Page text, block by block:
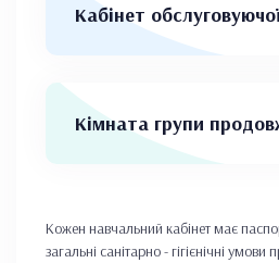
Кабінет
Кімната групи
Кожен навчальний кабінет має
загальні санітарно - гігієнічні умови